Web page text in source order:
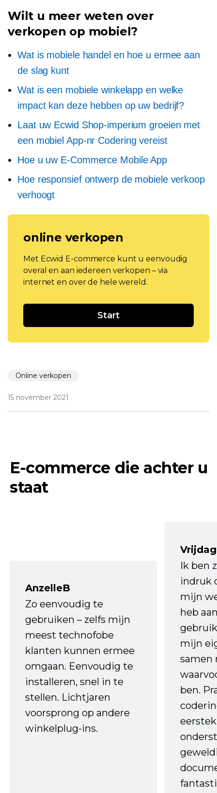
Wilt u meer weten over
verkopen op mobiel?
Wat is mobiele handel en hoe u ermee aan
de slag kunt
Wat is een mobiele winkelapp en welke
impact kan deze hebben op uw bedrijf?
Laat uw Ecwid Shop-imperium groeien met
een mobiel App-nr Codering vereist
Hoe u uw E-Commerce Mobile App
Hoe responsief ontwerp de mobiele verkoop
verhoogt
online verkopen
Met Ecwid E-commerce kunt u eenvoudig
overal en aan iedereen verkopen – via
internet en over de hele wereld.
Start
Online verkopen
15 november 2021
E-commerce die achter u
staat
AnzelleB
Zo eenvoudig te
gebruiken – zelfs mijn
meest technofobe
klanten kunnen ermee
omgaan. Eenvoudig te
installeren, snel in te
stellen. Lichtjaren
voorsprong op andere
winkelplug-ins.
Ik ben
indruk
mijn
heb
mijn
samen
ben.